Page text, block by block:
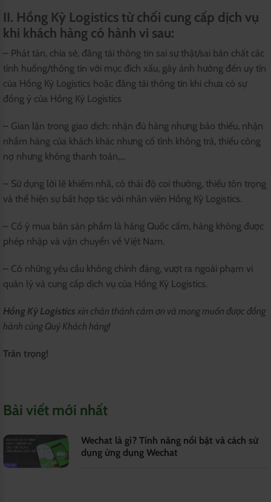
II. Hồng Kỳ Logistics từ chối cung cấp dịch vụ
khi khách hàng có hành vi sau:
– Phát tán, chia sẻ, đăng tải thông tin sai sự thật/sai bản chất các
tình huống/thông tin với mục đích xấu, gây ảnh hưởng đến uy tín
của Hồng Kỳ Logistics hoặc đăng tải thông tin khi chưa có sự
đồng ý của Hồng Kỳ Logistics
– Gian lận trong giao dịch: nhận đủ hàng nhưng báo thiếu, nhận
nhầm hàng của khách khác nhưng cố tình không trả, thiếu công
nợ nhưng không thanh toán,…
– Sử dụng lời lẽ khiếm nhã, có thái độ coi thường, thiếu tôn trọng
và thể hiện sự bất hợp tác với nhân viên Hồng Kỳ Logistics.
– Cố ý mua bán sản phẩm là hàng Quốc cấm, hàng không được
phép nhập và vận chuyển về Việt Nam.
– Có những yêu cầu không chính đáng, vượt ra ngoài phạm vi
quản lý và cung cấp dịch vụ của Hồng Kỳ Logistics.
Hồng Kỳ Logistics xin chân thành cảm ơn và mong muốn được đồng
hành cùng Quý Khách hàng!
Trân trọng!
Bài viết mới nhất
Wechat là gì? Tính năng nổi bật và cách sử
dụng ứng dụng Wechat